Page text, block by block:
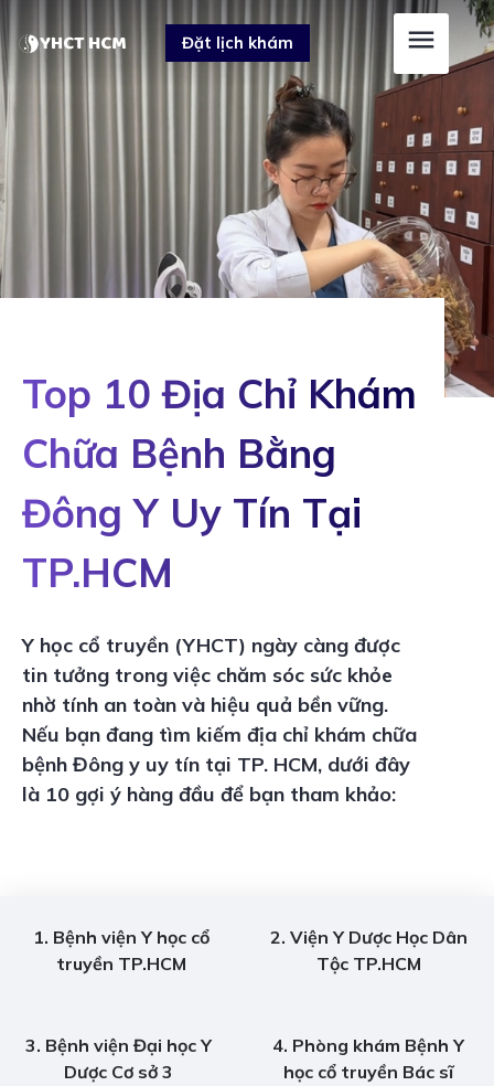
to
content
Đặt lịch khám
Top 10 Địa Chỉ Khám
Chữa Bệnh Bằng
Đông Y Uy Tín Tại
TP.HCM
Y học cổ truyền (YHCT) ngày càng được
tin tưởng trong việc chăm sóc sức khỏe
nhờ tính an toàn và hiệu quả bền vững.
Nếu bạn đang tìm kiếm địa chỉ khám chữa
bệnh Đông y uy tín tại TP. HCM, dưới đây
là 10 gợi ý hàng đầu để bạn tham khảo:
1. Bệnh viện Y học cổ
truyền TP.HCM
2. Viện Y Dược Học Dân
Tộc TP.HCM
3. Bệnh viện Đại học Y
Dược Cơ sở 3
4. Phòng khám Bệnh Y
học cổ truyền Bác sĩ
navigation